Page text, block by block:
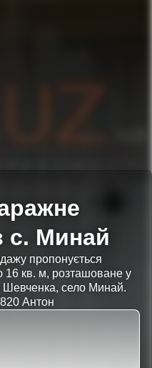
с. Минай
пропонується
кв. м, розташоване у
Шевченка, село Минай.
Антон